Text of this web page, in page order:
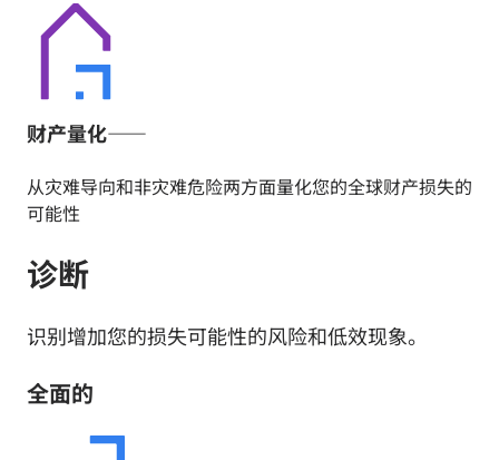
财产量化——
从灾难导向和非灾难危险两方面量化您的全球财产损失的
可能性
诊断
识别增加您的损失可能性的风险和低效现象。
全面的